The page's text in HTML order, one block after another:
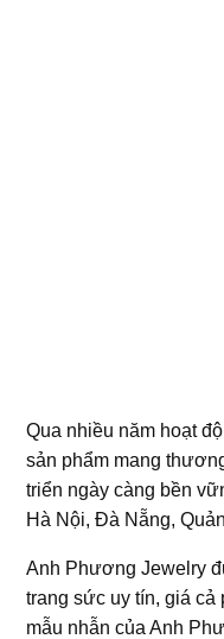
Qua nhiều năm hoạt
sản phẩm mang
triển ngày càng bền
Hà Nội, Đà Nẵng,
Anh Phương Jewelry
trang sức uy tín, giá cả
mẫu nhẫn của Anh